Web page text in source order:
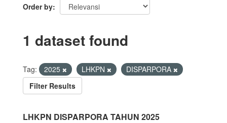
Order by
1 dataset found
Tag: 2025 LHKPN
DISPARPORA
Filter Results
LHKPN DISPARPORA TAHUN 2025